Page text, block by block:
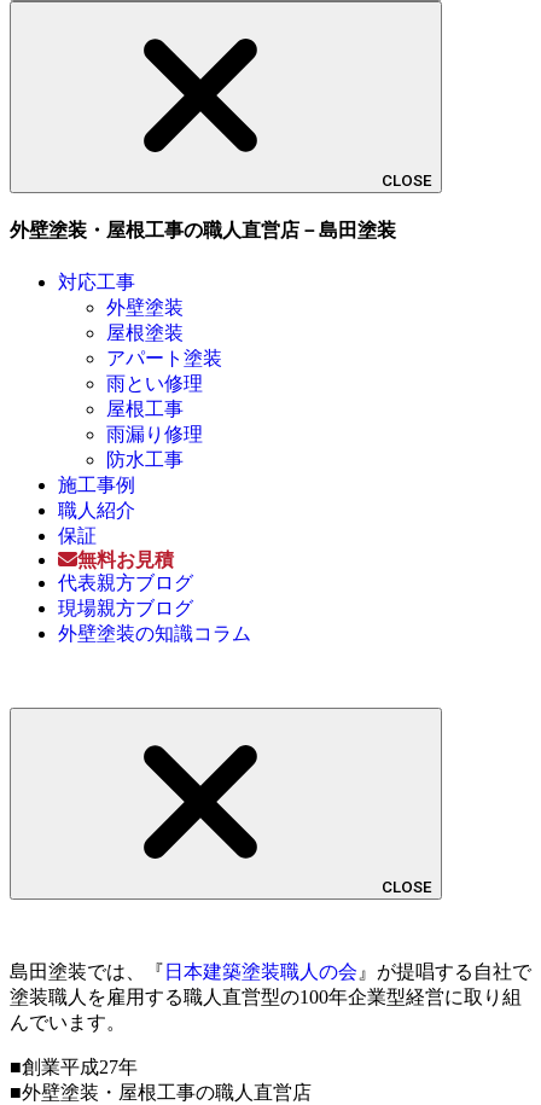
CLOSE
外壁塗装・屋根工事の職人直営店－島田塗装
対応工事
外壁塗装
屋根塗装
アパート塗装
雨とい修理
屋根工事
雨漏り修理
防水工事
施工事例
職人紹介
保証
無料お見積
代表親方ブログ
現場親方ブログ
外壁塗装の知識コラム
CLOSE
島田塗装では、『 日本建築塗装職人の会 』が提唱する自社で
塗装職人を雇用する職人直営型の100年企業型経営に取り組
んでいます。
■創業平成27年
■外壁塗装・屋根工事の職人直営店